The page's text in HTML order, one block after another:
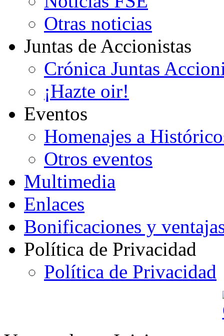
Otras noticias
Juntas de Accionistas
Crónica Juntas
¡Hazte oir!
Eventos
Homenajes a
Otros eventos
Multimedia
Enlaces
Bonificaciones y
Política de Privacidad
Política de Privacidad